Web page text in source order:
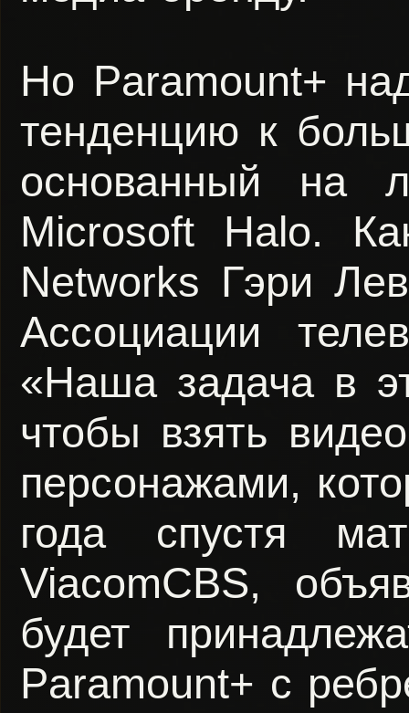
Но Paramount+
тенденцию к
основанный на
Microsoft Halo.
Networks Гэри
Ассоциации
«Наша задача в
чтобы взять
персонажами,
года спустя
ViacomCBS,
будет
Paramount+ с